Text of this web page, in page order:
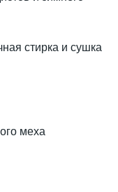
стирка и сушка
меха